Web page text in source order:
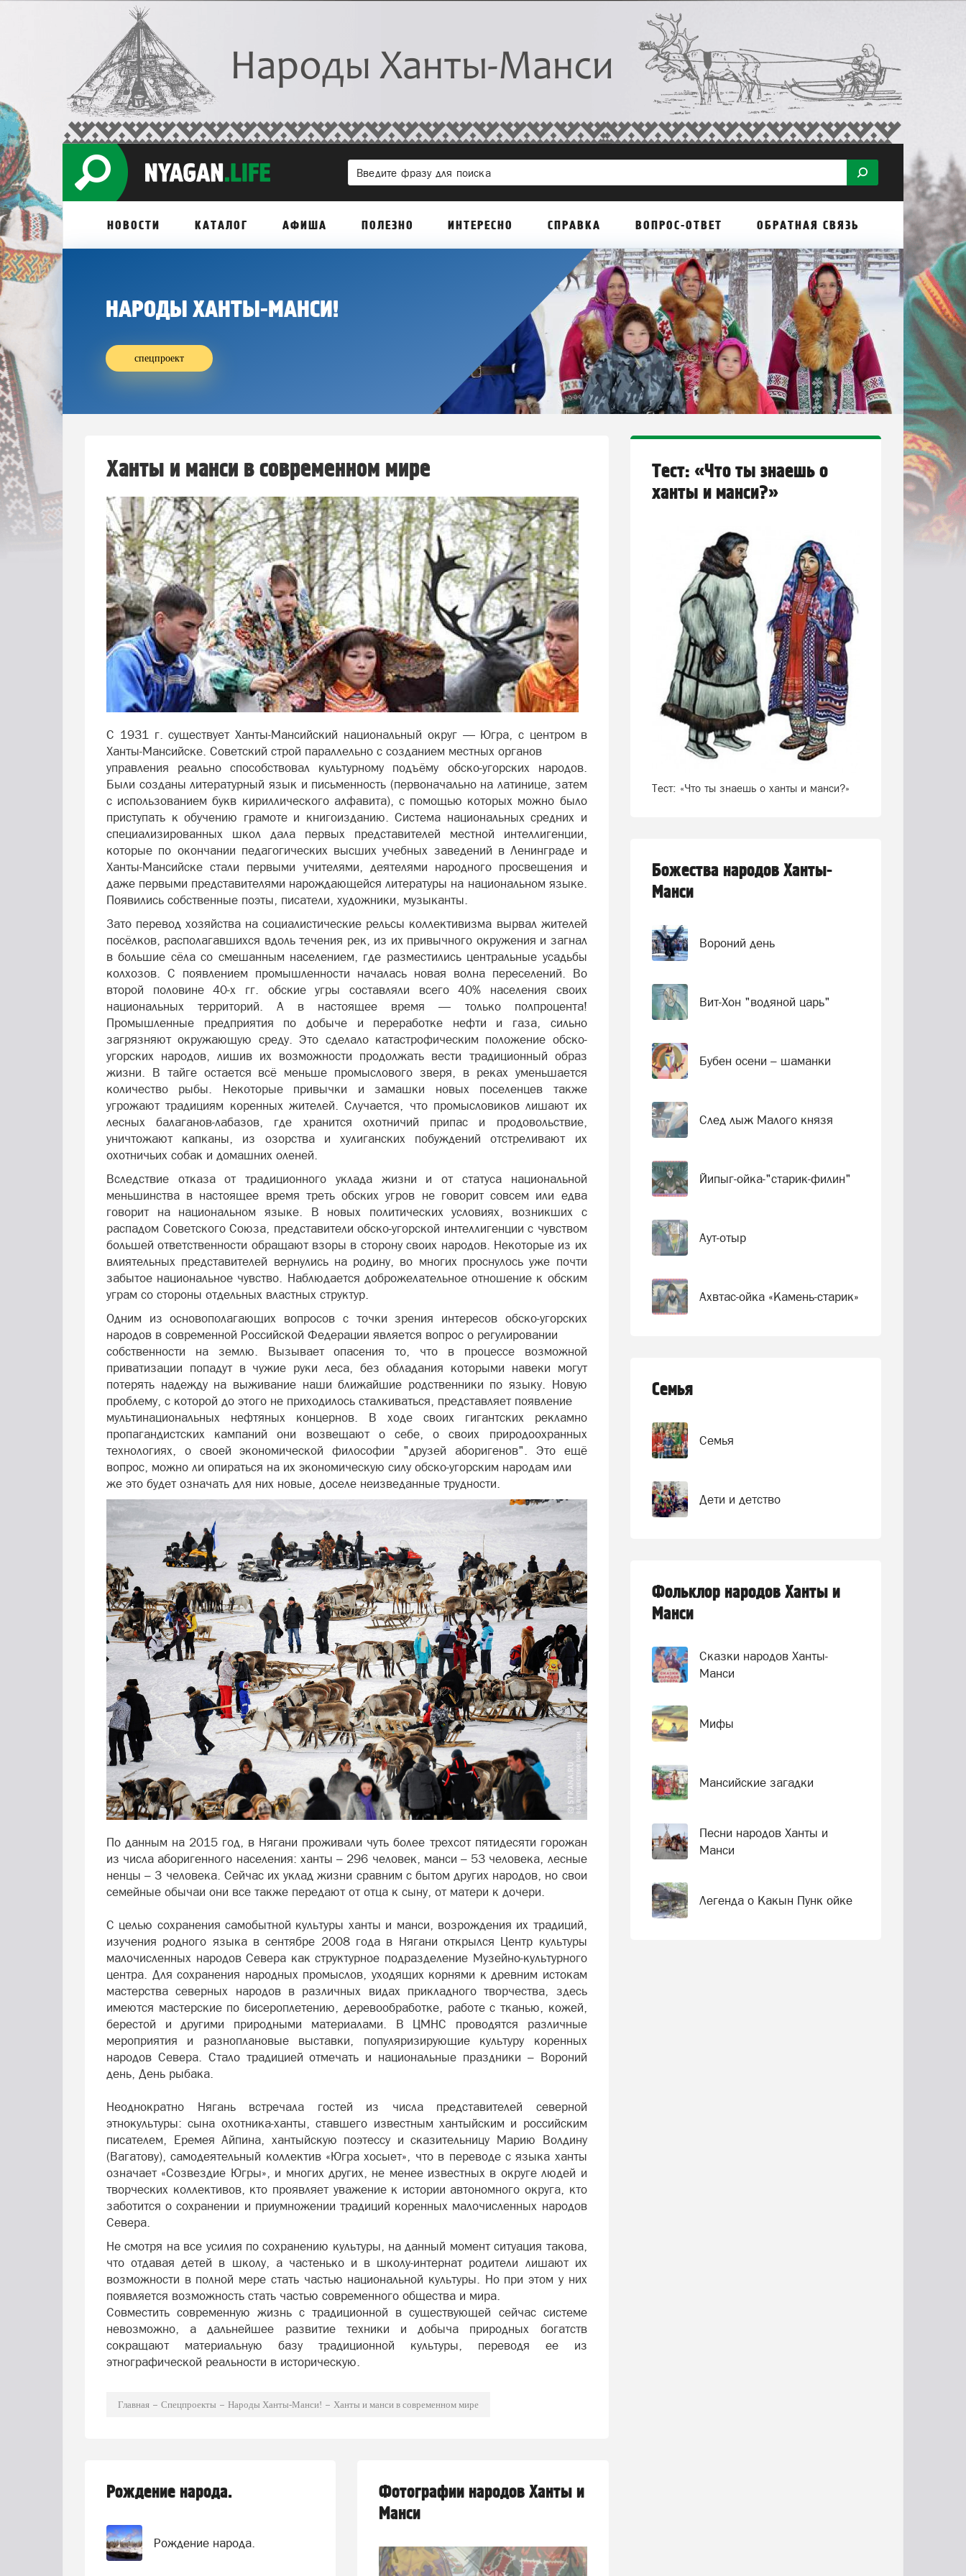
НОВОСТИ КАТАЛОГ АФИША ПОЛЕЗНО ИНТЕРЕСНО СПРАВКА ВОПРОС-ОТВЕТ ОБРАТНАЯ СВЯЗЬ
НАРОДЫ ХАНТЫ-МАНСИ!
спецпроект
Ханты и манси в современном мире
С 1931 г. существует Ханты-Мансийский национальный округ — Югра, с центром в
Ханты-Мансийске. Советский строй параллельно с созданием местных органов
управления реально способствовал культурному подъёму обско-угорских народов.
Были созданы литературный язык и письменность (первоначально на латинице, затем
с использованием букв кириллического алфавита), с помощью которых можно было
приступать к обучению грамоте и книгоизданию. Система национальных средних и
специализированных школ дала первых представителей местной интеллигенции,
которые по окончании педагогических высших учебных заведений в Ленинграде и
Ханты-Мансийске стали первыми учителями, деятелями народного просвещения и
даже первыми представителями нарождающейся литературы на национальном языке.
Появились собственные поэты, писатели, художники, музыканты.
Зато перевод хозяйства на социалистические рельсы коллективизма вырвал жителей
посёлков, располагавшихся вдоль течения рек, из их привычного окружения и загнал
в большие сёла со смешанным населением, где разместились центральные усадьбы
колхозов. С появлением промышленности началась новая волна переселений. Во
второй половине 40-х гг. обские угры составляли всего 40% населения своих
национальных территорий. А в настоящее время — только полпроцента!
Промышленные предприятия по добыче и переработке нефти и газа, сильно
загрязняют окружающую среду. Это сделало катастрофическим положение обско-
угорских народов, лишив их возможности продолжать вести традиционный образ
жизни. В тайге остается всё меньше промыслового зверя, в реках уменьшается
количество рыбы. Некоторые привычки и замашки новых поселенцев также
угрожают традициям коренных жителей. Случается, что промысловиков лишают их
лесных балаганов-лабазов, где хранится охотничий припас и продовольствие,
уничтожают капканы, из озорства и хулиганских побуждений отстреливают их
охотничьих собак и домашних оленей.
Вследствие отказа от традиционного уклада жизни и от статуса национальной
меньшинства в настоящее время треть обских угров не говорит совсем или едва
говорит на национальном языке. В новых политических условиях, возникших с
распадом Советского Союза, представители обско-угорской интеллигенции с чувством
большей ответственности обращают взоры в сторону своих народов. Некоторые из их
влиятельных представителей вернулись на родину, во многих проснулось уже почти
забытое национальное чувство. Наблюдается доброжелательное отношение к обским
уграм со стороны отдельных властных структур.
Одним из основополагающих вопросов с точки зрения интересов обско-угорских
народов в современной Российской Федерации является вопрос о регулировании
собственности на землю. Вызывает опасения то, что в процессе возможной
приватизации попадут в чужие руки леса, без обладания которыми навеки могут
потерять надежду на выживание наши ближайшие родственники по языку. Новую
проблему, с которой до этого не приходилось сталкиваться, представляет появление
мультинациональных нефтяных концернов. В ходе своих гигантских рекламно
пропагандистских кампаний они возвещают о себе, о своих природоохранных
технологиях, о своей экономической философии "друзей аборигенов". Это ещё
вопрос, можно ли опираться на их экономическую силу обско-угорским народам или
же это будет означать для них новые, доселе неизведанные трудности.
По данным на 2015 год, в Нягани проживали чуть более трехсот пятидесяти горожан
из числа аборигенного населения: ханты – 296 человек, манси – 53 человека, лесные
ненцы – 3 человека. Сейчас их уклад жизни сравним с бытом других народов, но свои
семейные обычаи они все также передают от отца к сыну, от матери к дочери.
С целью сохранения самобытной культуры ханты и манси, возрождения их традиций,
изучения родного языка в сентябре 2008 года в Нягани открылся Центр культуры
малочисленных народов Севера как структурное подразделение Музейно-культурного
центра. Для сохранения народных промыслов, уходящих корнями к древним истокам
мастерства северных народов в различных видах прикладного творчества, здесь
имеются мастерские по бисероплетению, деревообработке, работе с тканью, кожей,
берестой и другими природными материалами. В ЦМНС проводятся различные
мероприятия и разноплановые выставки, популяризирующие культуру коренных
народов Севера. Стало традицией отмечать и национальные праздники – Вороний
день, День рыбака.
Неоднократно Нягань встречала гостей из числа представителей северной
этнокультуры: сына охотника-ханты, ставшего известным хантыйским и российским
писателем, Еремея Айпина, хантыйскую поэтессу и сказительницу Марию Волдину
(Вагатову), самодеятельный коллектив «Югра хосыет», что в переводе с языка ханты
означает «Созвездие Югры», и многих других, не менее известных в округе людей и
творческих коллективов, кто проявляет уважение к истории автономного округа, кто
заботится о сохранении и приумножении традиций коренных малочисленных народов
Севера.
Не смотря на все усилия по сохранению культуры, на данный момент ситуация такова,
что отдавая детей в школу, а частенько и в школу-интернат родители лишают их
возможности в полной мере стать частью национальной культуры. Но при этом у них
появляется возможность стать частью современного общества и мира.
Совместить современную жизнь с традиционной в существующей сейчас системе
невозможно, а дальнейшее развитие техники и добыча природных богатств
сокращают материальную базу традиционной культуры, переводя ее из
этнографической реальности в историческую.
Главная Спецпроекты Народы Ханты-Манси! Ханты и манси в современном мире
Рождение народа.
Рождение народа.
Фотографии народов Ханты и
Манси
Тест: «Что ты знаешь о
ханты и манси?»
Тест: «Что ты знаешь о ханты и манси?»
Божества народов Ханты-
Манси
Вороний день
Вит-Хон "водяной царь"
Бубен осени – шаманки
След лыж Малого князя
Йипыг-ойка-"старик-филин"
Аут-отыр
Ахвтас-ойка «Камень-старик»
Семья
Семья
Дети и детство
Фольклор народов Ханты и
Манси
Сказки народов Ханты-
Манси
Мифы
Мансийские загадки
Песни народов Ханты и
Манси
Легенда о Какын Пунк ойке